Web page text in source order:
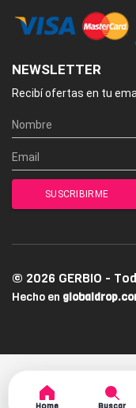
NEWSLETTER
Recibí ofertas en tu
© 2026 GERBIO -
Hecho en